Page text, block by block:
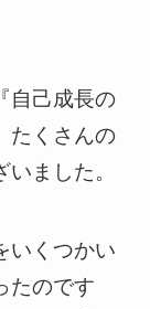
自己成長の
たくさんの
ました。
いくつかい
たのです